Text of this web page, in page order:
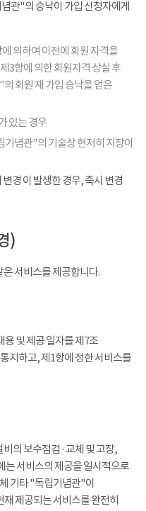
관"의 승낙이 가입 신청자에게
의하여 이전에 회원 자격을
3항에 의한 회원자격 상실 후
회원 재 가입 승낙을 얻은
있는 경우
념관"의 기술상 현저히 지장이
경 이 발생한 경우, 즉시 변경
)
서비스를 제공합니다.
및 제공 일자를 제7조
지하고, 제1항에 정한 서비스를
의 보수점검 · 교체 및 고장,
는 서비스의 제공을 일시적으로
기타 "독립기념관"이
제공되는 서비스를 완전히